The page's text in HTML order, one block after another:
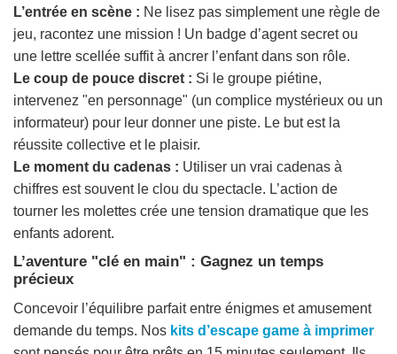
L’entrée en scène : Ne lisez pas simplement une règle de
jeu, racontez une mission ! Un badge d’agent secret ou
une lettre scellée suffit à ancrer l’enfant dans son rôle.
Le coup de pouce discret : Si le groupe piétine,
intervenez "en personnage" (un complice mystérieux ou un
informateur) pour leur donner une piste. Le but est la
réussite collective et le plaisir.
Le moment du cadenas : Utiliser un vrai cadenas à
chiffres est souvent le clou du spectacle. L’action de
tourner les molettes crée une tension dramatique que les
enfants adorent.
L’aventure "clé en main" : Gagnez un temps
précieux
Concevoir l’équilibre parfait entre énigmes et amusement
demande du temps. Nos kits d’escape game à imprimer